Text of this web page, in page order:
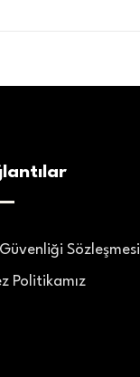
Sözleşmesi
Politikamız